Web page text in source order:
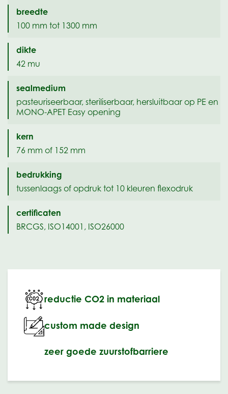
breedte
100 mm tot 1300 mm
dikte
42 mu
sealmedium
pasteuriseerbaar, steriliserbaar, hersluitbaar op PE en
MONO-APET Easy opening
kern
76 mm of 152 mm
bedrukking
tussenlaags of opdruk tot 10 kleuren flexodruk
certificaten
BRCGS, ISO14001, ISO26000
reductie CO2 in materiaal
custom made design
zeer goede zuurstofbarriere